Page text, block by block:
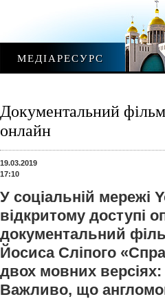
МЕДІАРЕСУРС
Документальний
онлайн
19.03.2019
17:10
У соціальній мережі
відкритому доступі
документальний
Йосиса Сліпого
двох мовних
Важливо, що